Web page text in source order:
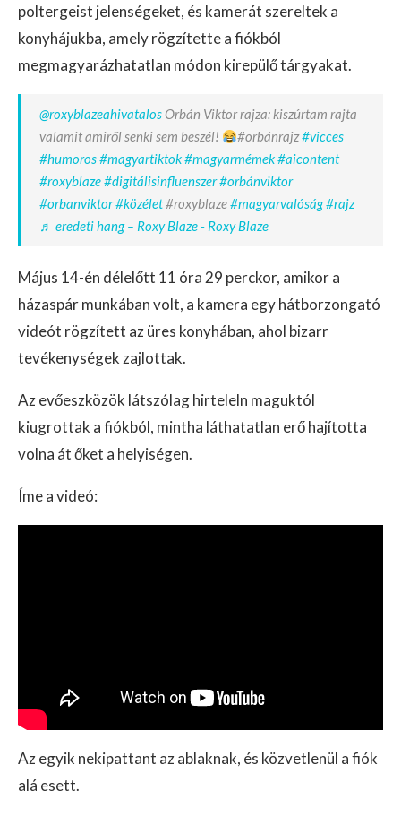
poltergeist jelenségeket, és kamerát szereltek a
konyhájukba, amely rögzítette a fiókból
megmagyarázhatatlan módon kirepülő tárgyakat.
@roxyblazeahivatalosOrbán Viktor rajza: kiszúrtam rajta
valamit amiről senki sem beszél!
#orbánrajz#vicces
#humoros#magyartiktok#magyarmémek#aicontent
#roxyblaze#digitálisinfluenszer#orbánviktor
#orbanviktor#közélet#roxyblaze#magyarvalóság#rajz
♬ eredeti hang – Roxy Blaze - Roxy Blaze
Május 14-én délelőtt 11 óra 29 perckor, amikor a
házaspár munkában volt, a kamera egy hátborzongató
videót rögzített az üres konyhában, ahol bizarr
tevékenységek zajlottak.
Az evőeszközök látszólag hirteleln maguktól
kiugrottak a fiókból, mintha láthatatlan erő hajította
volna át őket a helyiségen.
Íme a videó:
Az egyik nekipattant az ablaknak, és közvetlenül a fiók
alá esett.